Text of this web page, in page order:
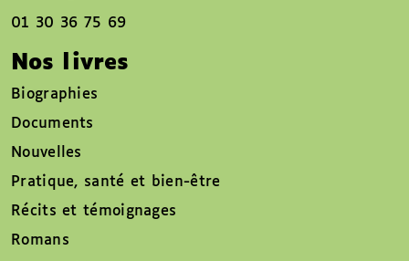
01 30 36 75 69
Nos livres
Biographies
Documents
Nouvelles
Pratique, santé et bien-être
Récits et témoignages
Romans